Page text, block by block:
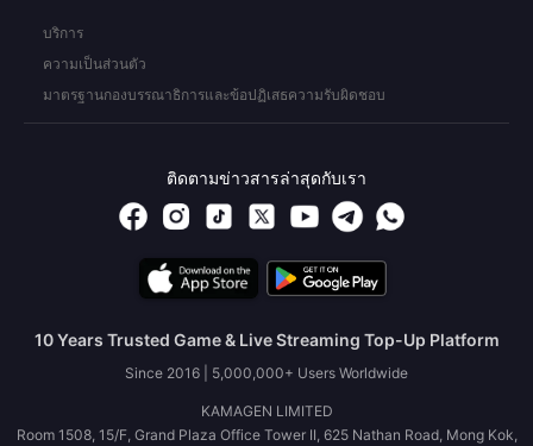
บริการ
ความเป็นส่วนตัว
มาตรฐานกองบรรณาธิการและข้อปฏิเสธความรับผิดชอบ
ติดตามข่าวสารล่าสุดกับเรา
10 Years Trusted Game & Live Streaming Top-Up Platform
Since 2016 | 5,000,000+ Users Worldwide
KAMAGEN LIMITED
Room 1508, 15/F, Grand Plaza Office Tower II, 625 Nathan Road, Mong Kok,